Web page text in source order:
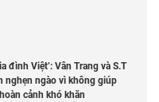
đình Việt’: Vân Trang và S.T
nghẹn ngào vì không giúp
cảnh khó khăn